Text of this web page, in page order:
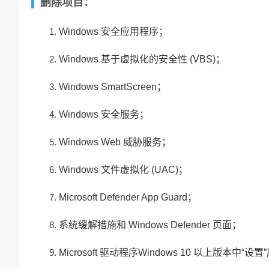
Windows 安全应用程序；
Windows 基于虚拟化的安全性 (VBS)；
Windows SmartScreen；
Windows 安全服务；
Windows Web 威胁服务；
Windows 文件虚拟化 (UAC)；
Microsoft Defender App Guard；
系统缓解措施和 Windows Defender 页面；
Microsoft 驱动程序Windows 10 以上版本中“设置